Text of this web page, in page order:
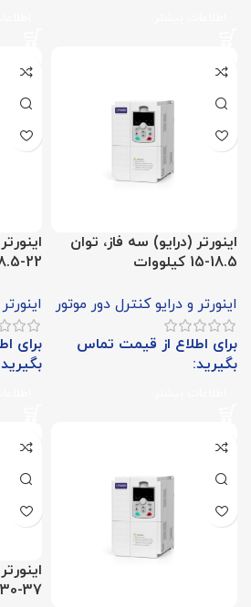
اینورتر (درایو) سه فاز، توان
18.5-15 کیلووات
اینورتر و درایو کنترل دور موتور
برای اطلاع از قیمت تماس
بگیرید:
22-18.5 کیلووات
برای
37-30 کیلووات